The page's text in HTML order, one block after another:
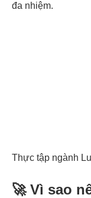
đa nhiệm.
Thực tập ngành
🚀 Vì sao